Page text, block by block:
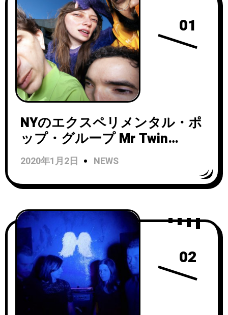
01
NYのエクスペリメンタル・ポ
ップ・グループ Mr Twin
Sister『Al Mundo Azul』のCD
リリース日が正式決定！ボー
ナス・トラック5曲収録！
2020年1月2日 NEWS
02